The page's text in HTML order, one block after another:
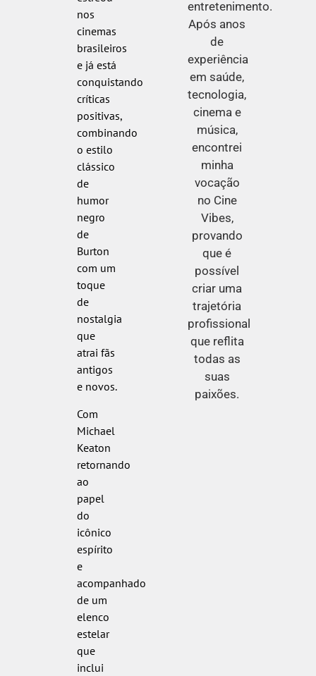
nos
cinemas
brasileiros
e já está
conquistando
críticas
positivas,
combinando
o estilo
clássico
de
humor
negro
de
Burton
com um
toque
de
nostalgia
que
atrai fãs
antigos
e novos.
Com
Michael
Keaton
retornando
ao
papel
do
icônico
espírito
e
acompanhado
de um
elenco
estelar
que
inclui
entretenimento.
Após anos
de
experiência
em saúde,
tecnologia,
cinema e
música,
encontrei
minha
vocação
no Cine
Vibes,
provando
que é
possível
criar uma
trajetória
profissional
que reflita
todas as
suas
paixões.